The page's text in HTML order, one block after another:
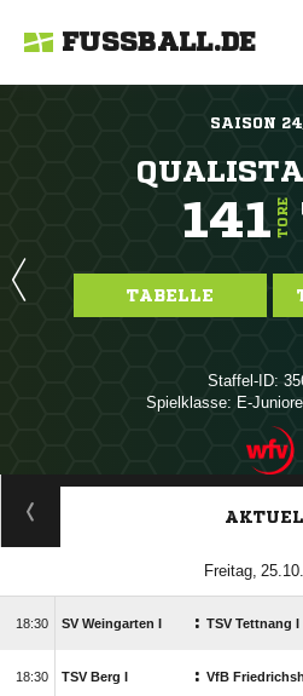
FUSSBALL.DE
SAISON
141TORE
TABELLE
Staffel-ID:
Spielklasse: E-
ANZEIGE

 SV Weingarten I : TSV Tettnang I
 TSV Berg I : VfB